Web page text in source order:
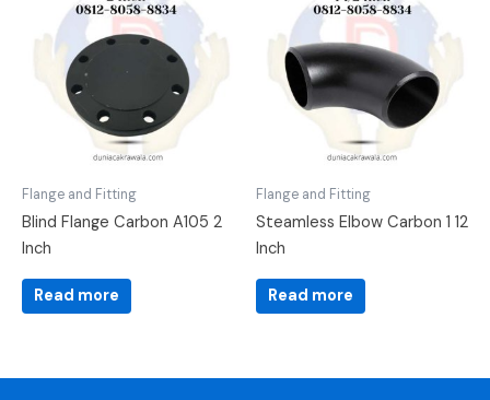
Flange and Fitting
Blind Flange Carbon A105 2
Inch
Read more
Flange and Fitting
Steamless Elbow Carbon 1 12
Inch
Read more